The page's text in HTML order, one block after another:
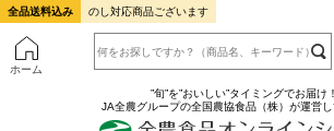
全品送料込み のし対応商品ございます
ホーム
”旬”を”おいしい”タイミングでお届け！
JA全農グループの全国農協食品（株）が運営